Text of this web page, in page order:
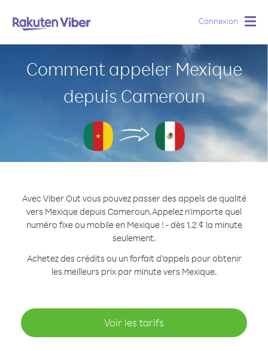
Connexion
Comment appeler Mexique
depuis Cameroun
Avec Viber Out vous pouvez passer des appels de qualité
vers Mexique depuis Cameroun.Appelez n'importe quel
numéro fixe ou mobile en Mexique ! - dès 1.2 ¢ la minute
seulement.
Achetez des crédits ou un forfait d’appels pour obtenir
les meilleurs prix par minute vers Mexique.
Voir les tarifs